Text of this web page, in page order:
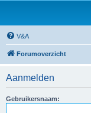
V&A
Forumoverzicht
Aanmelden
Gebruikersnaam: